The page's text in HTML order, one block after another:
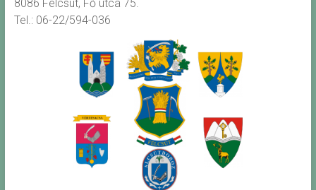
8086 Felcsút, Fő utca 75.
Tel.: 06-22/594-036